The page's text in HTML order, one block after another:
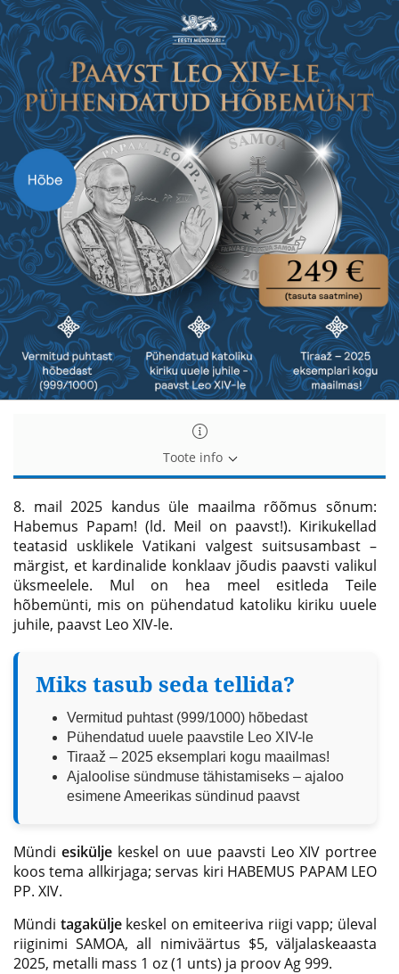
Toote info
8. mail 2025 kandus üle maailma rõõmus sõnum:
Habemus Papam! (ld. Meil on paavst!). Kirikukellad
teatasid usklikele Vatikani valgest suitsusambast –
märgist, et kardinalide konklaav jõudis paavsti valikul
üksmeelele. Mul on hea meel esitleda Teile
hõbemünti, mis on pühendatud katoliku kiriku uuele
juhile, paavst Leo XIV-le.
Miks tasub seda tellida?
Vermitud puhtast (999/1000) hõbedast
Pühendatud uuele paavstile Leo XIV-le
Tiraaž – 2025 eksemplari kogu maailmas!
Ajaloolise sündmuse tähistamiseks – ajaloo
esimene Ameerikas sündinud paavst
Mündi esiküljekeskel on uue paavsti Leo XIV portree
koos tema allkirjaga; servas kiri HABEMUS PAPAM LEO
PP. XIV.
Mündi tagaküljekeskel on emiteeriva riigi vapp; üleval
riiginimi SAMOA, all nimiväärtus $5, väljalaskeaasta
2025, metalli mass 1 oz (1 unts) ja proov Ag 999.